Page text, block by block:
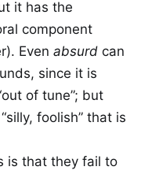
it has the
component
Even absurd can
since it is
of tune”; but
foolish” that is
is that they fail to